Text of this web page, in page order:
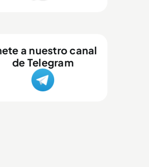
a nuestro canal
de Telegram